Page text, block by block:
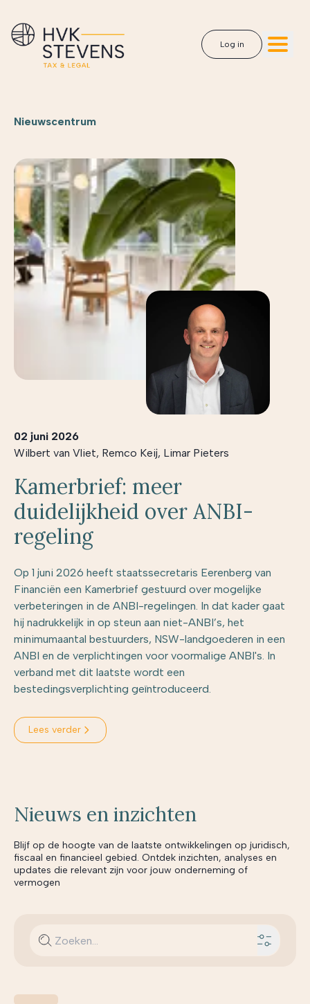
Log in
Nieuwscentrum
02 juni 2026
Wilbert van Vliet, Remco Keij, Limar Pieters
Kamerbrief: meer
duidelijkheid over ANBI-
regeling
Op 1 juni 2026 heeft staatssecretaris Eerenberg van
Financiën een Kamerbrief gestuurd over mogelijke
verbeteringen in de ANBI-regelingen. In dat kader gaat
hij nadrukkelijk in op steun aan niet-ANBI’s, het
minimumaantal bestuurders, NSW-landgoederen in een
ANBI en de verplichtingen voor voormalige ANBI's. In
verband met dit laatste wordt een
bestedingsverplichting geïntroduceerd.
Lees verder
Nieuws en inzichten
Blijf op de hoogte van de laatste ontwikkelingen op juridisch,
fiscaal en financieel gebied. Ontdek inzichten, analyses en
updates die relevant zijn voor jouw onderneming of
vermogen